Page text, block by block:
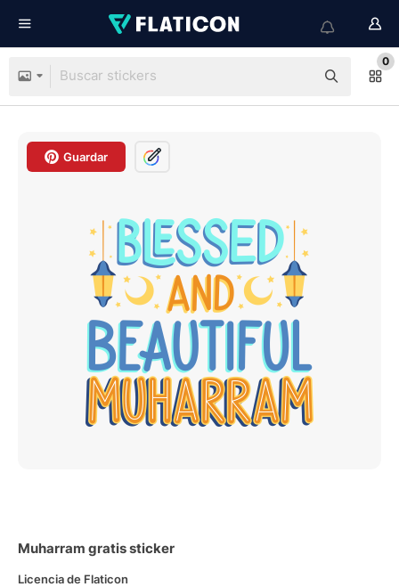
0
Guardar
Muharram gratis sticker
Licencia de Flaticon